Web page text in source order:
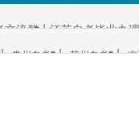
交流群 | 江苏自考毕业办
| 常州自考 | 苏州自考 |